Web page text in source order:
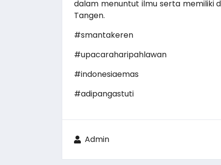
dalam menuntut ilmu serta memiliki
Tangen.
#smantakeren
#upacaraharipahlawan
#indonesiaemas
#adipangastuti
Admin